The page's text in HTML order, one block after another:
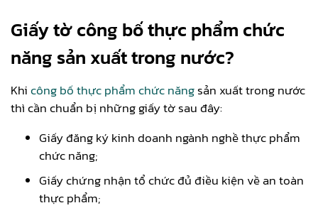
Giấy tờ công bố thực phẩm chức
năng sản xuất trong nước?
Khicông bố thực phẩm chức năngsản xuất trong nước
thì cần chuẩn bị những giấy tờ sau đây:
Giấy đăng ký kinh doanh ngành nghề thực phẩm
chức năng;
Giấy chứng nhận tổ chức đủ điều kiện về an toàn
thực phẩm;